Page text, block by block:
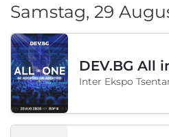
Samstag, 29